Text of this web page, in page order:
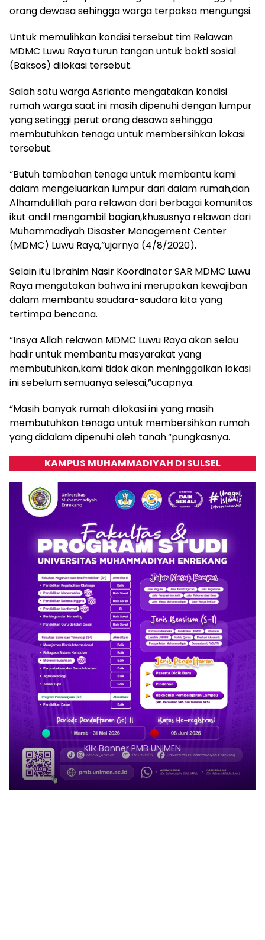
orang dewasa sehingga warga terpaksa mengungsi.
Untuk memulihkan kondisi tersebut tim Relawan
MDMC Luwu Raya turun tangan untuk bakti sosial
(Baksos) dilokasi tersebut.
Salah satu warga Asrianto mengatakan kondisi
rumah warga saat ini masih dipenuhi dengan lumpur
yang setinggi perut orang desawa sehingga
membutuhkan tenaga untuk membersihkan lokasi
tersebut.
“Butuh tambahan tenaga untuk membantu kami
dalam mengeluarkan lumpur dari dalam rumah,dan
Alhamdulillah para relawan dari berbagai komunitas
ikut andil mengambil bagian,khususnya relawan dari
Muhammadiyah Disaster Management Center
(MDMC) Luwu Raya,”ujarnya (4/8/2020).
Selain itu Ibrahim Nasir Koordinator SAR MDMC Luwu
Raya mengatakan bahwa ini merupakan kewajiban
dalam membantu saudara-saudara kita yang
tertimpa bencana.
“Insya Allah relawan MDMC Luwu Raya akan selau
hadir untuk membantu masyarakat yang
membutuhkan,kami tidak akan meninggalkan lokasi
ini sebelum semuanya selesai,”ucapnya.
“Masih banyak rumah dilokasi ini yang masih
membutuhkan tenaga untuk membersihkan rumah
yang didalam dipenuhi oleh tanah.”pungkasnya.
KAMPUS MUHAMMADIYAH DI SULSEL
Klik Banner PMB UNIMEN